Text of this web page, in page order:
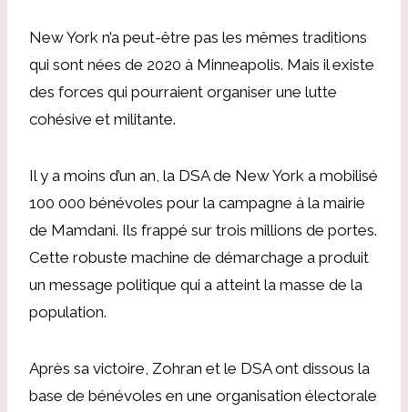
New York n’a peut-être pas les mêmes traditions
qui sont nées de 2020 à Minneapolis. Mais il existe
des forces qui pourraient organiser une lutte
cohésive et militante.
Il y a moins d’un an, la DSA de New York a mobilisé
100 000 bénévoles pour la campagne à la mairie
de Mamdani. Ils frappé sur trois millions de portes.
Cette robuste machine de démarchage a produit
un message politique qui a atteint la masse de la
population.
Après sa victoire, Zohran et le DSA ont dissous la
base de bénévoles en une organisation électorale